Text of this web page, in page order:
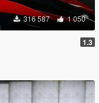
316 587 1 050
1.3